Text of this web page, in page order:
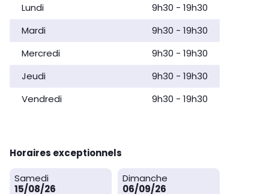
Lundi
9h30 - 19h30
Mardi
9h30 - 19h30
Mercredi
9h30 - 19h30
Jeudi
9h30 - 19h30
Vendredi
9h30 - 19h30
Horaires exceptionnels
Samedi
15/08/26
Dimanche
06/09/26